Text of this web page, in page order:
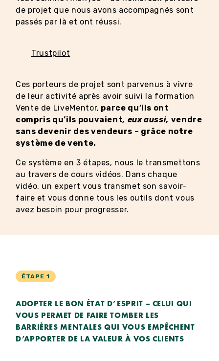
de projet que nous avons accompagnés sont
passés par là et ont réussi.
Trustpilot
Ces porteurs de projet sont parvenus à vivre
de leur activité après avoir suivi la formation
Vente de LiveMentor, parce qu’ils ont
compris qu’ils pouvaient, eux aussi, vendre
sans devenir des vendeurs – grâce notre
système de vente.
Ce système en 3 étapes, nous le transmettons
au travers de cours vidéos. Dans chaque
vidéo, un expert vous transmet son savoir-
faire et vous donne tous les outils dont vous
avez besoin pour progresser.
ÉTAPE 1
ADOPTER LE BON ÉTAT D’ESPRIT – CELUI QUI
VOUS PERMET DE FAIRE TOMBER LES
BARRIÈRES MENTALES QUI VOUS EMPÊCHENT
D’APPORTER DE LA VALEUR À VOS CLIENTS